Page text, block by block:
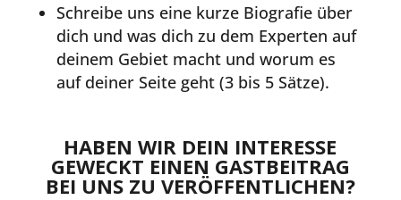
Schreibe uns eine kurze Biografie über
dich und was dich zu dem Experten auf
deinem Gebiet macht und worum es
auf deiner Seite geht (3 bis 5 Sätze).
HABEN WIR DEIN INTERESSE
GEWECKT EINEN GASTBEITRAG
BEI UNS ZU VERÖFFENTLICHEN?